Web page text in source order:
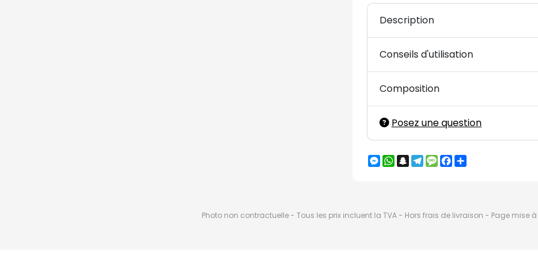
Description
Conseils d'utilisation
Composition
Posez une question
Messenger
WhatsApp
Snapchat
Telegram
MessageFacebook
Photo non contractuelle - Tous les prix incluent la TVA - Hors frais de livraison - Page mise